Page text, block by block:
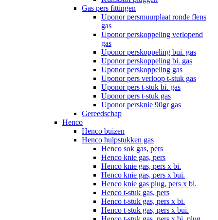
Gas pers fittingen
Uponor persmuurplaat ronde flens
gas
Uponor perskoppeling verlopend
gas
Uponor perskoppeling bui. gas
Uponor perskoppeling bi. gas
Uponor perskoppeling gas
Uponor pers verloop t-stuk gas
Uponor pers t-stuk bi. gas
Uponor pers t-stuk gas
Uponor persknie 90gr gas
Gereedschap
Henco
Henco buizen
Henco hulpstukken gas
Henco sok gas, pers
Henco knie gas, pers
Henco knie gas, pers x bi.
Henco knie gas, pers x bui.
Henco knie gas plug, pers x bi.
Henco t-stuk gas, pers
Henco t-stuk gas, pers x bi.
Henco t-stuk gas, pers x bui.